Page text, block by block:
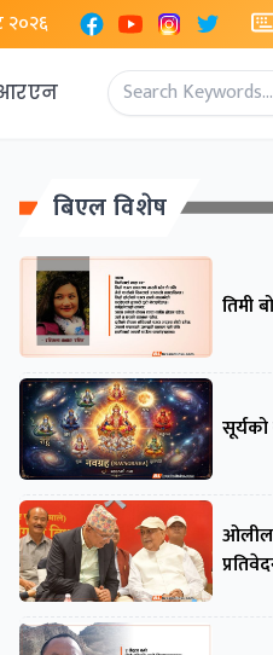
२०२६ FacebookYouTubeInstagram
X
बिएल विशेष
तिमी
सूर्यको